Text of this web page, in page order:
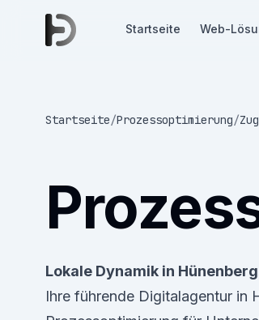
Startseite Web-
Startseite/Prozessoptimierung/Zug
Lokale Dynamik in
Ihre führende Digitalagentur in